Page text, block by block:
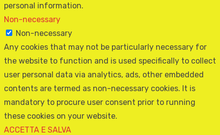
personal information.
Non-necessary
Non-necessary
Any cookies that may not be particularly necessary for
the website to function and is used specifically to collect
user personal data via analytics, ads, other embedded
contents are termed as non-necessary cookies. It is
mandatory to procure user consent prior to running
these cookies on your website.
ACCETTA E SALVA